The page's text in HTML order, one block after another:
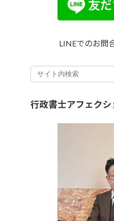
LINEでのお問
行政書士アフェク